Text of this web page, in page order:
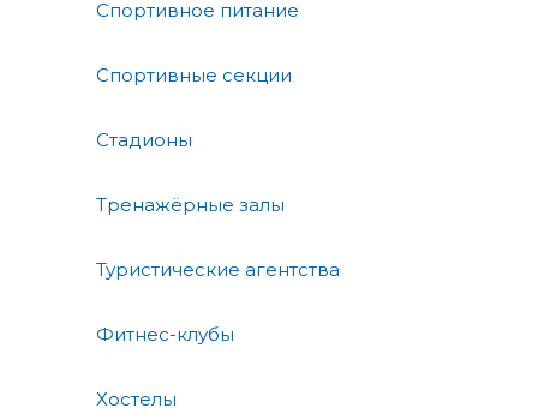
Спортивное питание
Спортивные секции
Стадионы
Тренажёрные залы
Туристические агентства
Фитнес-клубы
Хостелы